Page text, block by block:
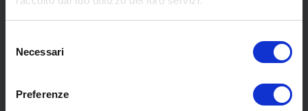
delNecessari
Preferenze
MENU